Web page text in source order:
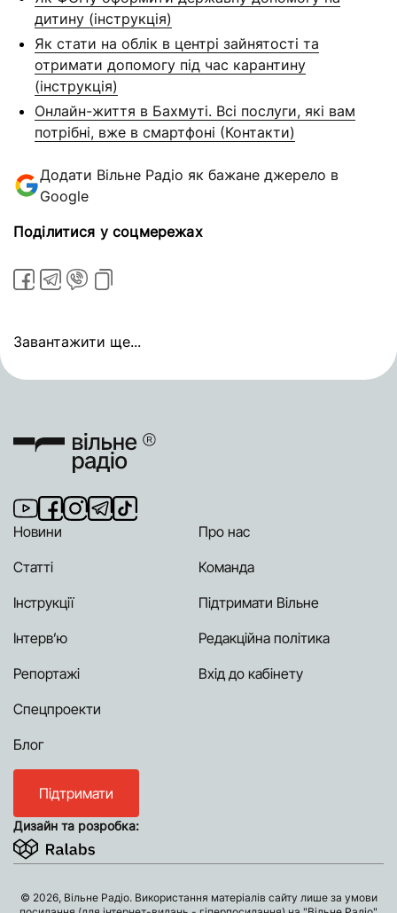
дитину (інструкція)
Як стати на облік в центрі зайнятості та
отримати допомогу під час карантину
(інструкція)
Онлайн-життя в Бахмуті. Всі послуги, які вам
потрібні, вже в смартфоні (Контакти)
Додати Вільне Радіо як бажане джерело в
Google
Поділитися у соцмережах
Завантажити ще...
Новини
Статті
Інструкції
Інтерв’ю
Репортажі
Спецпроекти
Блог
Про нас
Команда
Підтримати Вільне
Редакційна політика
Вхід до кабінету
Підтримати
Дизайн та розробка:
© 2026, Вільне Радіо. Використання матеріалів сайту лише за умови